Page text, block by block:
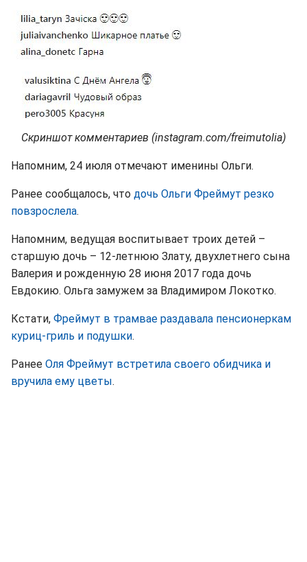
Скриншот комментариев (instagram.com/freimutolia)
Напомним, 24 июля отмечают именины Ольги.
Ранее сообщалось, что дочь Ольги Фреймут резко
повзрослела.
Напомним, ведущая воспитывает троих детей –
старшую дочь – 12-летнюю Злату, двухлетнего сына
Валерия и рожденную 28 июня 2017 года дочь
Евдокию. Ольга замужем за Владимиром Локотко.
Кстати, Фреймут в трамвае раздавала пенсионеркам
куриц-гриль и подушки.
Ранее Оля Фреймут встретила своего обидчика и
вручила ему цветы.